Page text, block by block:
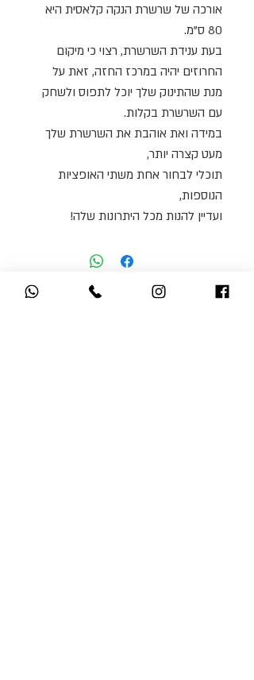
אורכה של שרשרת הנקה קלאסית היא
80 ס"מ.
בעת ענידת השרשרת, רצוי כי מיקום
החרוזים יהיה במרכז החזה, זאת על
מנת שהתינוק שלך יוכל לתפוס ולשחק
עם השרשרת בקלות.
במידה ואת אוהבת את השרשרת שלך
מעט קצרה יותר,
תוכלי לבחור אחת משתי האופציות
הנוספות,
ועדיין להנות מכל היתרונות שלה!
אולי תאהבי גם